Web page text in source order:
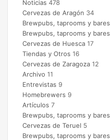
Noticias 478
Cervezas de Aragón 34
Brewpubs, taprooms y bares
Brewpubs, taprooms y bares
Cervezas de Huesca 17
Tiendas y Otros 16
Cervezas de Zaragoza 12
Archivo 11
Entrevistas 9
Homebrewers 9
Artículos 7
Brewpubs, taprooms y bares
Cervezas de Teruel 5
Brewpubs, taprooms y bares